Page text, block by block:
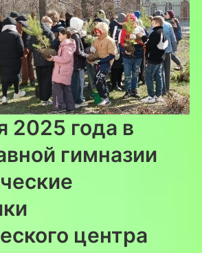
2025 года в
гимназии
центра